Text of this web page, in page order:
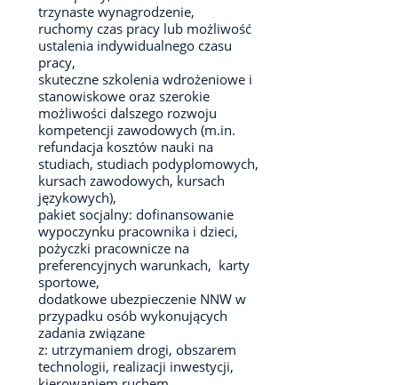
trzynaste wynagrodzenie,
ruchomy czas pracy lub możliwość
ustalenia indywidualnego czasu
pracy,
skuteczne szkolenia wdrożeniowe i
stanowiskowe oraz szerokie
możliwości dalszego rozwoju
kompetencji zawodowych (m.in.
refundacja kosztów nauki na
studiach, studiach podyplomowych,
kursach zawodowych, kursach
językowych),
pakiet socjalny: dofinansowanie
wypoczynku pracownika i dzieci,
pożyczki pracownicze na
preferencyjnych warunkach, karty
sportowe,
dodatkowe ubezpieczenie NNW w
przypadku osób wykonujących
zadania związane
z: utrzymaniem drogi, obszarem
technologii, realizacji inwestycji,